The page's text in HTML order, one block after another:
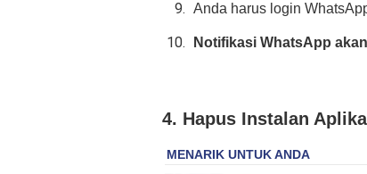
Anda harus login
Notifikasi WhatsApp
4. Hapus Instalan